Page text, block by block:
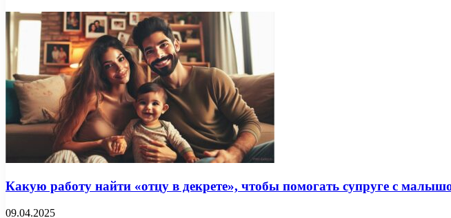
Какую работу найти «отцу в декрете», чтобы помогать супруге с
09.04.2025